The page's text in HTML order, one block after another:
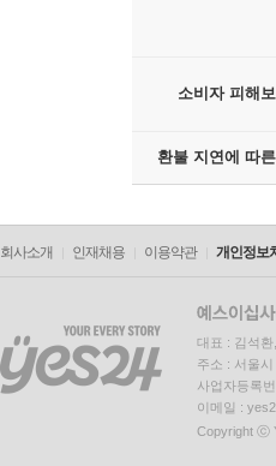
소비자 피해
환불 지연에 따
회사소개 인재채용 이용약관 개인정보
대표 : 김석
주소 : 서울
사업자등록
이메일 :
Copyright ⓒ